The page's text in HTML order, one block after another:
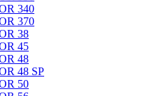
340
370
38
45
48
48 SP
50